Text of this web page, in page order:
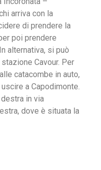
arriva con la
di prendere la
poi prendere
alternativa, si può
Cavour. Per
catacombe in auto,
a Capodimonte.
in via
dove è situata la